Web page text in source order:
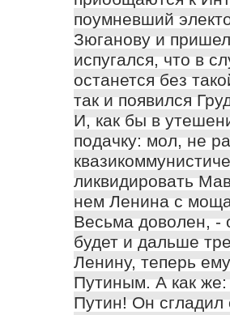
поумневший
Зюганову и
испугался, что в
останется без
так и появился
И, как бы в
подачку: мол, не
ликвидировать
нем Ленина с
Весьма доволен, -
будет и дальше
Ленину, теперь
Путиным. А как же:
Путин! Он